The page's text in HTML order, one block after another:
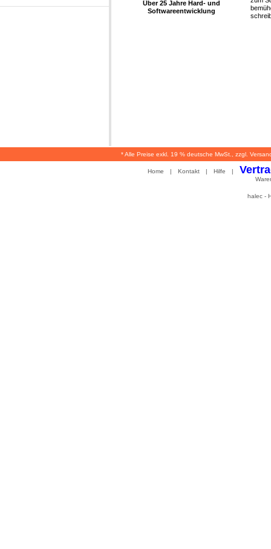
Über 25 Jahre Hard- und
Softwareentwicklung
* Alle Preise exkl. 19 % deutsche MwSt., zzgl.
Home | Kontakt | Hilfe |
halec -